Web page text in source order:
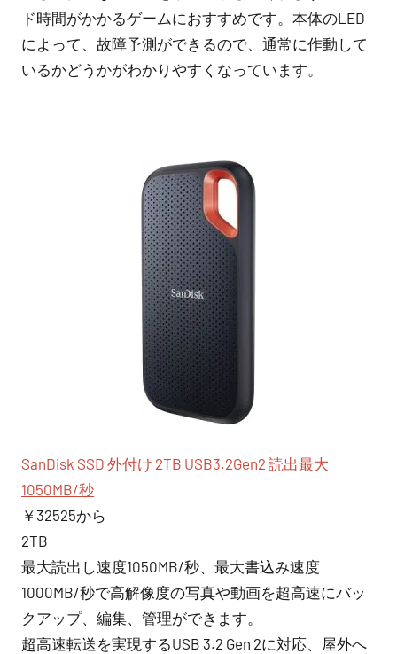
ド時間がかかるゲームにおすすめです。本体のLED
によって、故障予測ができるので、通常に作動して
いるかどうかがわかりやすくなっています。
SanDisk SSD 外付け 2TB USB3.2Gen2 読出最大
1050MB/秒
￥32525から
2TB
最大読出し速度1050MB/秒、最大書込み速度
1000MB/秒で高解像度の写真や動画を超高速にバッ
クアップ、編集、管理ができます。
超高速転送を実現するUSB 3.2 Gen 2に対応、屋外へ